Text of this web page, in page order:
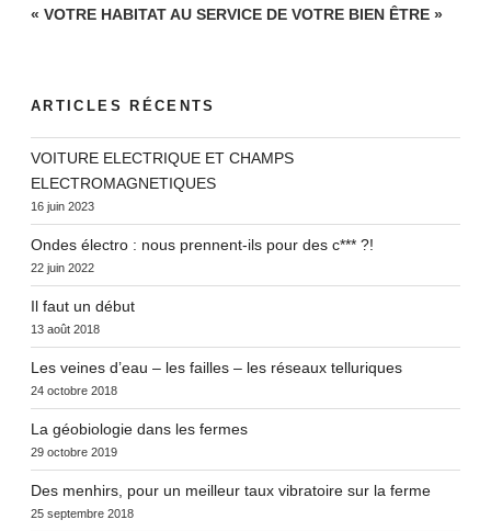
« VOTRE HABITAT AU SERVICE DE VOTRE BIEN ÊTRE »
ARTICLES RÉCENTS
VOITURE ELECTRIQUE ET CHAMPS
ELECTROMAGNETIQUES
16 juin 2023
Ondes électro : nous prennent-ils pour des c*** ?!
22 juin 2022
Il faut un début
13 août 2018
Les veines d’eau – les failles – les réseaux telluriques
24 octobre 2018
La géobiologie dans les fermes
29 octobre 2019
Des menhirs, pour un meilleur taux vibratoire sur la ferme
25 septembre 2018